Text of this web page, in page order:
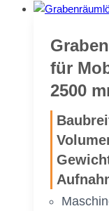
|
für
2500